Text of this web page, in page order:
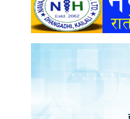
अन्तर्वार्ता
खेलकुद